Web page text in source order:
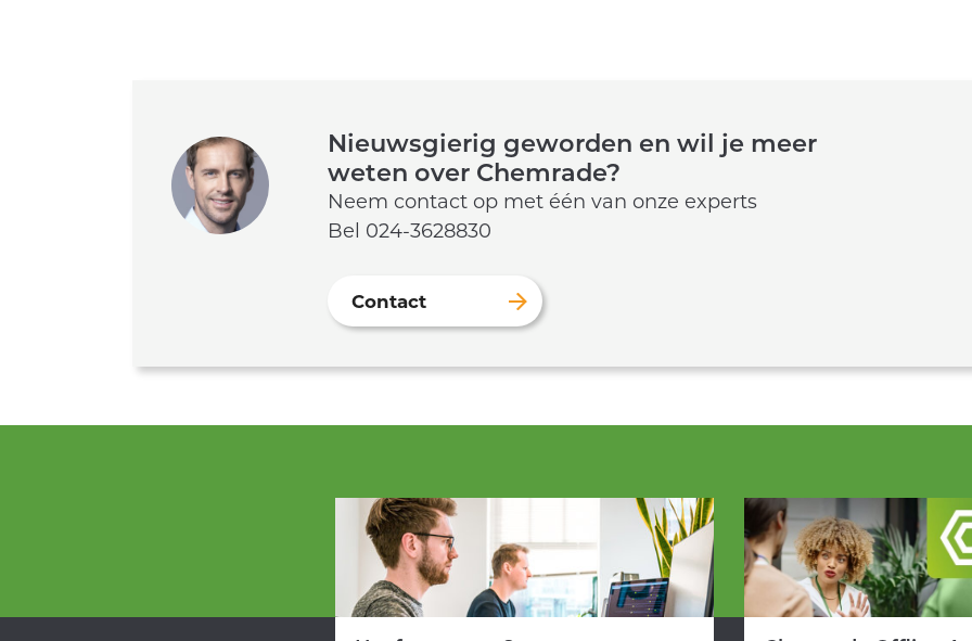
Nieuwsgierig geworden en wil je meer
weten over Chemrade?
Neem contact op met één van onze experts
Bel 024-3628830
Contact